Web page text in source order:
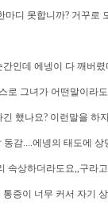
마디 못합니까? 거꾸로
인데 에넹이 다 깨버렸
로 그녀가 어떤말이라
했나요? 이런말을 하
감....에넹의 태도에 상
속상하더라도요,,구라
증이 너무 커서 자기 상